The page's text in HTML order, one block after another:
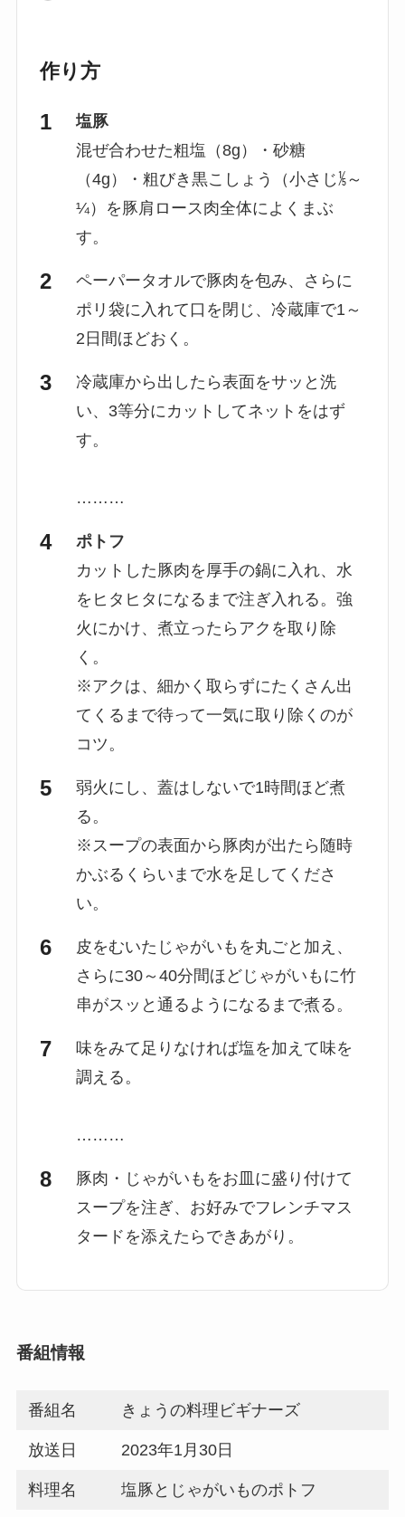
作り方
塩豚
混ぜ合わせた粗塩（8g）・砂糖
（4g）・粗びき黒こしょう（小さじ⅕～
¼）を豚肩ロース肉全体によくまぶ
す。
ペーパータオルで豚肉を包み、さらに
ポリ袋に入れて口を閉じ、冷蔵庫で1～
2日間ほどおく。
冷蔵庫から出したら表面をサッと洗
い、3等分にカットしてネットをはず
す。
………
ポトフ
カットした豚肉を厚手の鍋に入れ、水
をヒタヒタになるまで注ぎ入れる。強
火にかけ、煮立ったらアクを取り除
く。
※アクは、細かく取らずにたくさん出
てくるまで待って一気に取り除くのが
コツ。
弱火にし、蓋はしないで1時間ほど煮
る。
※スープの表面から豚肉が出たら随時
かぶるくらいまで水を足してくださ
い。
皮をむいたじゃがいもを丸ごと加え、
さらに30～40分間ほどじゃがいもに竹
串がスッと通るようになるまで煮る。
味をみて足りなければ塩を加えて味を
調える。
………
豚肉・じゃがいもをお皿に盛り付けて
スープを注ぎ、お好みでフレンチマス
タードを添えたらできあがり。
番組情報
番組名 きょうの料理ビギナーズ
放送日 2023年1月30日
料理名 塩豚とじゃがいものポトフ